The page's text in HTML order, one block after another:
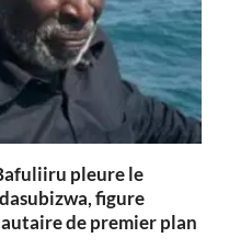
pleure le
figure
de premier plan